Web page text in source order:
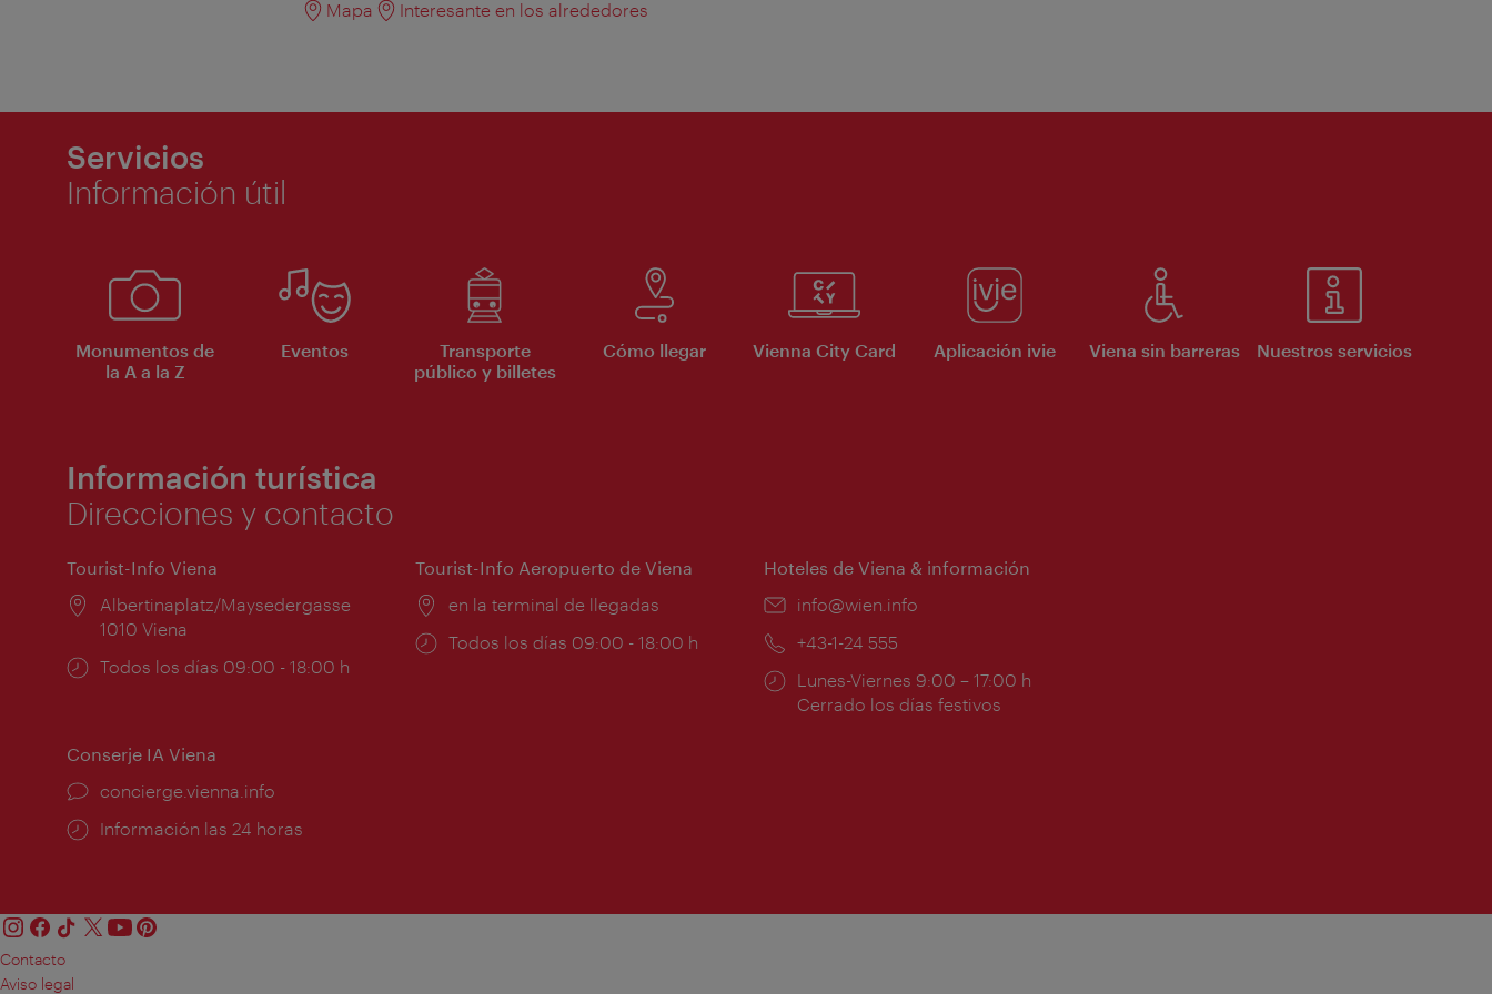
Mapa Interesante en los alrededores
Servicios
Información útil
Monumentos de
la A a la Z
Eventos
Transporte
público y billetes
Cómo llegar Vienna City Card Aplicación ivie Viena sin barreras Nuestros servicios
Información turística
Direcciones y contacto
Tourist-Info Viena
Lugar:
Albertinaplatz/Maysedergasse
1010 Viena
Horarios
Todos los días 09:00 - 18:00 h
Tourist-Info Aeropuerto de Viena
Lugar:
en la terminal de llegadas
Horarios
Todos los días 09:00 - 18:00 h
Hoteles de Viena & información
e-
info@wien.info
Teléfono:
+43-1-24 555
Horarios
de
Lunes-Viernes 9:00 – 17:00 h
Cerrado los días festivos
Conserje IA Viena
concierge.vienna.info
Información las 24 horas
Contacto
Aviso legal